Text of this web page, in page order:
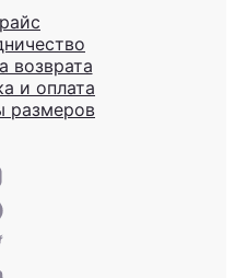
возврата
и оплата
размеров